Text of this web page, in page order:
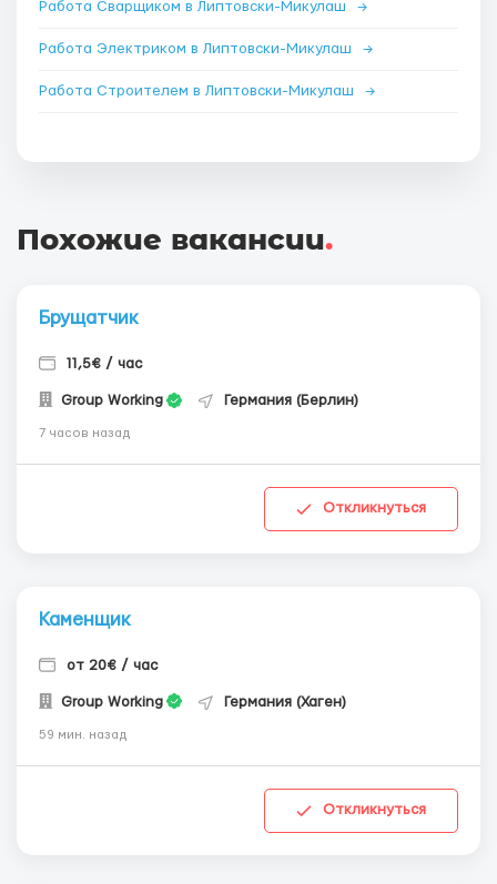
Работа Сварщиком в Липтовски-Микулаш →
Работа Электриком в Липтовски-Микулаш →
Работа Строителем в Липтовски-Микулаш →
Похожие вакансии.
Брущатчик
11,5€ / час
Group Working Германия (Берлин)
7 часов назад
Откликнуться
Каменщик
от 20€ / час
Group Working Германия (Хаген)
59 мин. назад
Откликнуться